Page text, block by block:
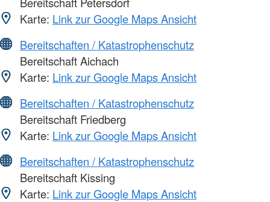
Karte: Link zur Google Maps Ansicht
Bereitschaften / Katastrophenschutz
Bereitschaft Aichach
Karte: Link zur Google Maps Ansicht
Bereitschaften / Katastrophenschutz
Bereitschaft Friedberg
Karte: Link zur Google Maps Ansicht
Bereitschaften / Katastrophenschutz
Bereitschaft Kissing
Karte: Link zur Google Maps Ansicht